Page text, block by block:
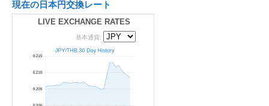
現在の日本円交換レート
LIVE EXCHANGE RATES